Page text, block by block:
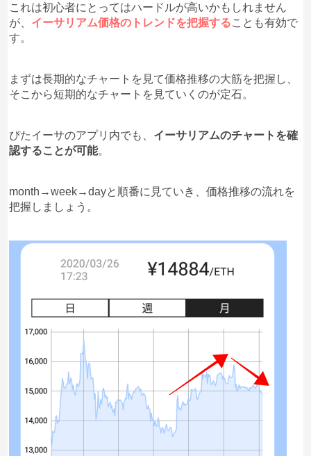
これは初心者にとってはハードルが高いかもしれません
が、 イーサリアム価格のトレンドを把握することも有効で
す。
まずは長期的なチャートを見て価格推移の大筋を把握し、
そこから短期的なチャートを見ていくのが定石。
ぴたイーサのアプリ内でも、 イーサリアムのチャートを確
認することが可能。
month→week→dayと順番に見ていき、価格推移の流れを
把握しましょう。